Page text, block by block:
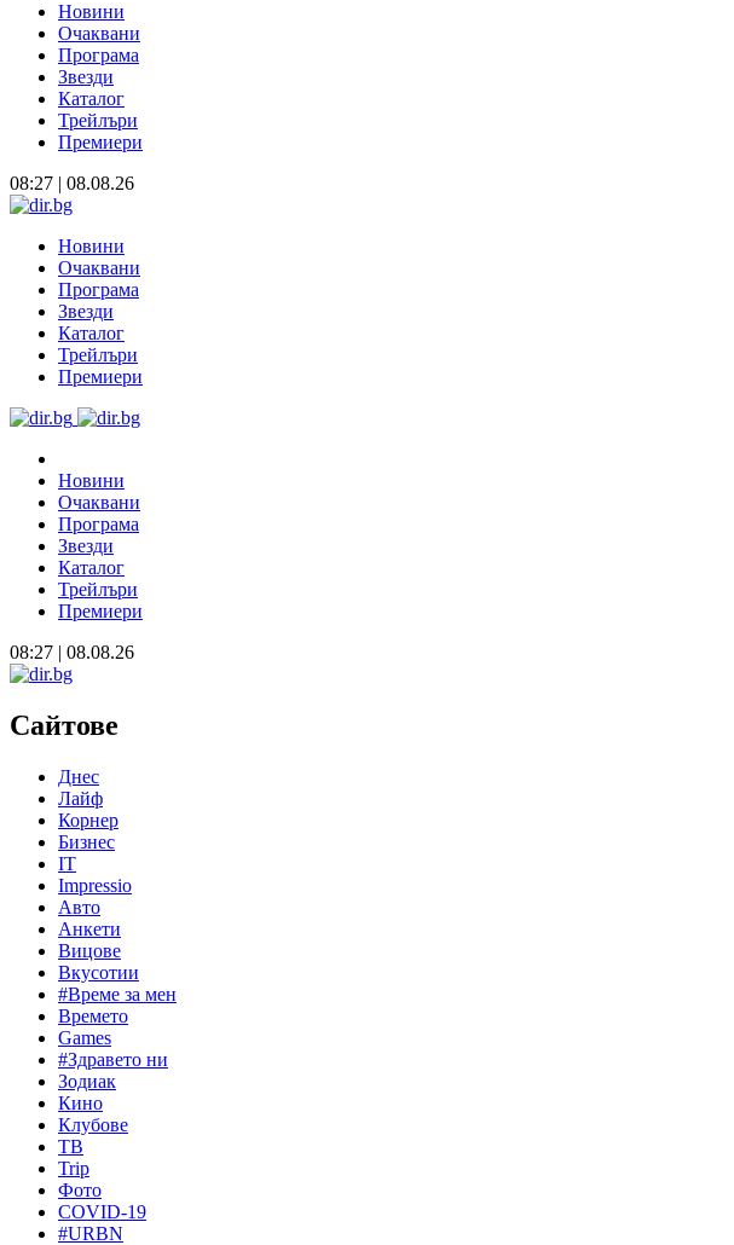
Новини
Очаквани
Програма
Звезди
Каталог
Трейлъри
Премиери
08:27 | 08.08.26
Новини
Очаквани
Програма
Звезди
Каталог
Трейлъри
Премиери
Новини
Очаквани
Програма
Звезди
Каталог
Трейлъри
Премиери
08:27 | 08.08.26
Сайтове
Днес
Лайф
Корнер
Бизнес
IT
Impressio
Авто
Анкети
Вицове
Вкусотии
#Време за мен
Времето
Games
#Здравето ни
Зодиак
Кино
Клубове
ТВ
Trip
Фото
COVID-19
#URBN